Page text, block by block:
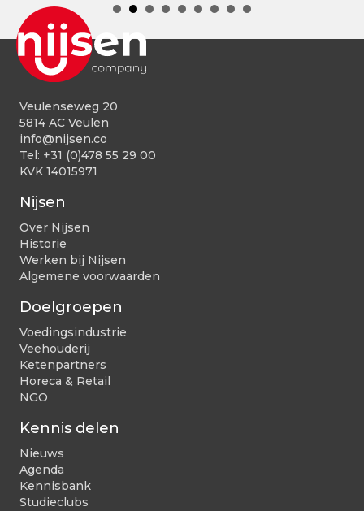
Veulenseweg 20
5814 AC Veulen
info@nijsen.co
Tel: +31 (0)478 55 29 00
KVK 14015971
Nijsen
Over Nijsen
Historie
Werken bij Nijsen
Algemene voorwaarden
Doelgroepen
Voedingsindustrie
Veehouderij
Ketenpartners
Horeca & Retail
NGO
Kennis delen
Nieuws
Agenda
Kennisbank
Studieclubs